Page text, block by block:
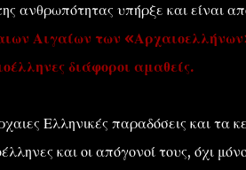
ανθρωπότητας υπήρξε και
Αιγαίων των
διάφοροι αμαθείς.
Ελληνικές παραδόσεις και τα
και οι απόγονοί τους, όχι